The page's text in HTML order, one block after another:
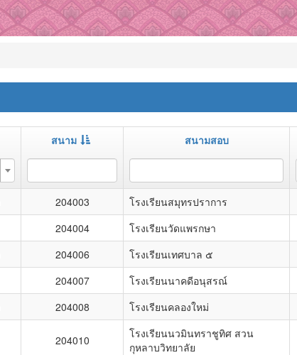
สนาม สนามสอบ
204003 โรงเรียนสมุทรปราการ
204004 โรงเรียนวัดแพรกษา
204006 โรงเรียนเทศบาล ๕
204007 โรงเรียนนาคดีอนุสรณ์
204008 โรงเรียนคลองใหม่
204010
โรงเรียนนวมินทราชูทิศ สวน
กุหลาบวิทยาลัย